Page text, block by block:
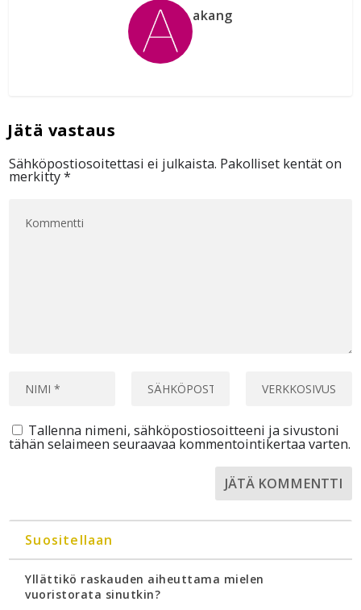
akang
Sähköpostiosoitettasi ei julkaista. Pakolliset kentät on
merkitty*
Tallenna nimeni, sähköpostiosoitteeni ja sivustoni
tähän selaimeen seuraavaa kommentointikertaa varten.
Suositellaan
Yllättikö raskauden aiheuttama mielen
vuoristorata sinutkin?